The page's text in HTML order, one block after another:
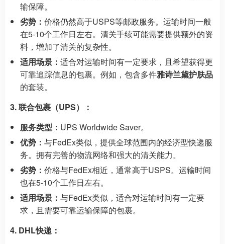
输保障。
劣势： 价格仍然高于USPS等邮政服务。运输时间一般
在5-10个工作日左右。清关手续可能需要提供额外的资
料，增加了清关的复杂性。
适用场景： 适合对运输时间有一定要求，且希望获得更
可靠追踪信息的包裹。例如，包含多件雅诗兰黛护肤品
的套装。
3. 联合包裹（UPS）：
服务类型： UPS Worldwide Saver。
优势： 与FedEx类似，提供全球范围内的经济型快递服
务。拥有完善的物流网络和强大的清关能力。
劣势： 价格与FedEx相近，通常高于USPS。运输时间
也在5-10个工作日左右。
适用场景： 与FedEx类似，适合对运输时间有一定要
求，且需要可靠运输保障的包裹。
4. DHL快递：